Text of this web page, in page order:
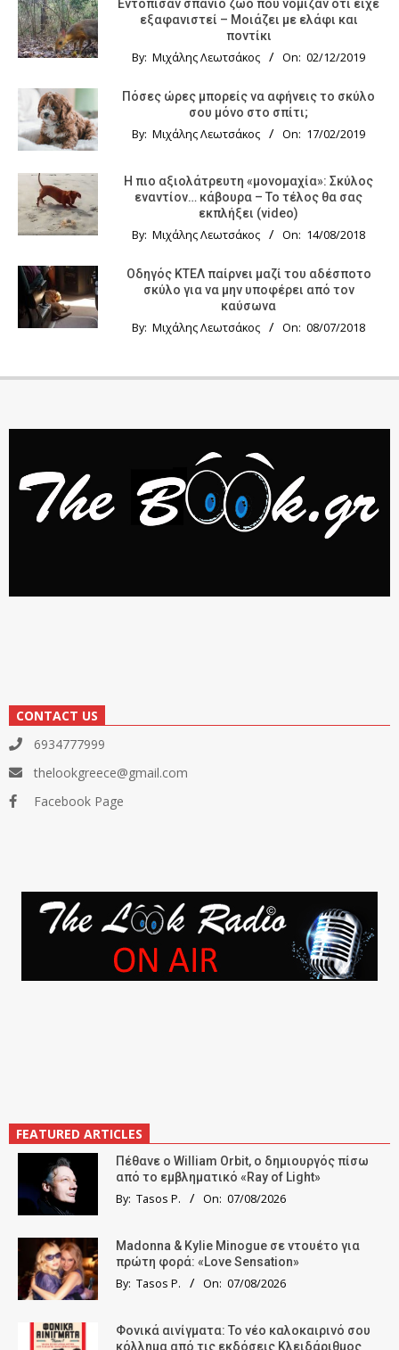
Εντόπισαν σπάνιο ζώο που νόμιζαν ότι είχε
εξαφανιστεί – Μοιάζει με ελάφι και
ποντίκι
By: Μιχάλης Λεωτσάκος On: 02/12/2019
Πόσες ώρες μπορείς να αφήνεις το σκύλο
σου μόνο στο σπίτι;
By: Μιχάλης Λεωτσάκος On: 17/02/2019
Η πιο αξιολάτρευτη «μονομαχία»: Σκύλος
εναντίον… κάβουρα – Το τέλος θα σας
εκπλήξει (video)
By: Μιχάλης Λεωτσάκος On: 14/08/2018
Οδηγός KTΕΛ παίρνει μαζί του αδέσποτο
σκύλο για να μην υποφέρει από τον
καύσωνα
By: Μιχάλης Λεωτσάκος On: 08/07/2018
CONTACT US
6934777999
thelookgreece@gmail.com
Facebook Page
FEATURED ARTICLES
Πέθανε ο William Orbit, ο δημιουργός πίσω
από το εμβληματικό «Ray of Light»
By: Tasos P. On: 07/08/2026
Madonna & Kylie Minogue σε ντουέτο για
πρώτη φορά: «Love Sensation»
By: Tasos P. On: 07/08/2026
Φονικά αινίγματα: Το νέο καλοκαιρινό σου
κόλλημα από τις εκδόσεις Κλειδάριθμος